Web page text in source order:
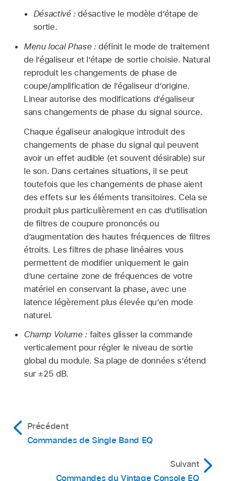
Désactivé :désactive le modèle d’étape de
sortie.
Menu local Phase :définit le mode de traitement
de l’égaliseur et l’étape de sortie choisie. Natural
reproduit les changements de phase de
coupe/amplification de l’égaliseur d’origine.
Linear autorise des modifications d’égaliseur
sans changements de phase du signal source.
Chaque égaliseur analogique introduit des
changements de phase du signal qui peuvent
avoir un effet audible (et souvent désirable) sur
le son. Dans certaines situations, il se peut
toutefois que les changements de phase aient
des effets sur les éléments transitoires. Cela se
produit plus particulièrement en cas d’utilisation
de filtres de coupure prononcés ou
d’augmentation des hautes fréquences de filtres
étroits. Les filtres de phase linéaires vous
permettent de modifier uniquement le gain
d’une certaine zone de fréquences de votre
matériel en conservant la phase, avec une
latence légèrement plus élevée qu’en mode
naturel.
Champ Volume :faites glisser la commande
verticalement pour régler le niveau de sortie
global du module. Sa plage de données s’étend
sur ±25 dB.
Précédent
Commandes de Single Band EQ
Suivant
Commandes du Vintage Console EQ